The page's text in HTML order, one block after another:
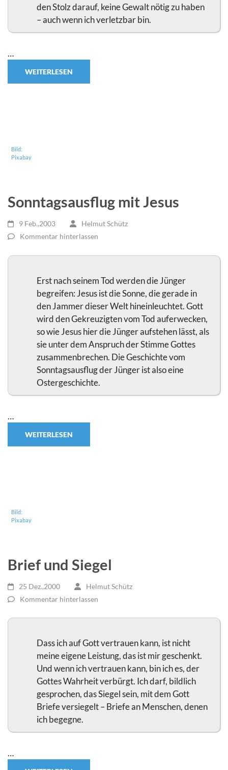
den Stolz darauf, keine Gewalt nötig zu haben
– auch wenn ich verletzbar bin.
…
WEITERLESEN
Bild:
Pixabay
Sonntagsausflug mit Jesus
9 Feb.,2003
Helmut Schütz
Kommentar hinterlassen
Erst nach seinem Tod werden die Jünger
begreifen: Jesus ist die Sonne, die gerade in
den Jammer dieser Welt hineinleuchtet. Gott
wird den Gekreuzigten vom Tod auferwecken,
so wie Jesus hier die Jünger aufstehen lässt, als
sie unter dem Anspruch der Stimme Gottes
zusammenbrechen. Die Geschichte vom
Sonntagsausflug der Jünger ist also eine
Ostergeschichte.
…
WEITERLESEN
Bild:
Pixabay
Brief und Siegel
25 Dez.,2000
Helmut Schütz
Kommentar hinterlassen
Dass ich auf Gott vertrauen kann, ist nicht
meine eigene Leistung, das ist mir geschenkt.
Und wenn ich vertrauen kann, bin ich es, der
Gottes Wahrheit verbürgt. Ich darf, bildlich
gesprochen, das Siegel sein, mit dem Gott
Briefe versiegelt – Briefe an Menschen, denen
ich begegne.
…